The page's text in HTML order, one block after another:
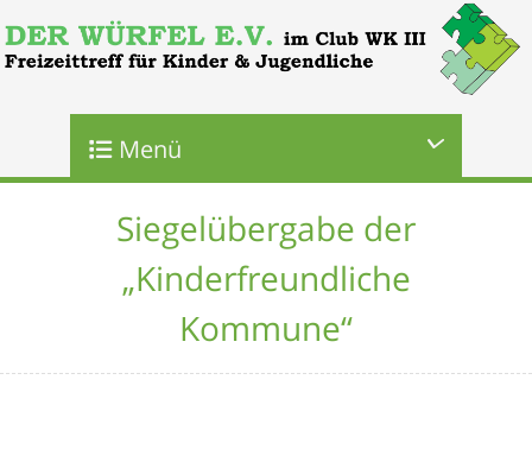
Menü
Siegelübergabe der
„Kinderfreundliche
Kommune“